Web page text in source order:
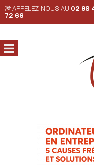
APPELEZ-NOUS AU 02 98
72 66